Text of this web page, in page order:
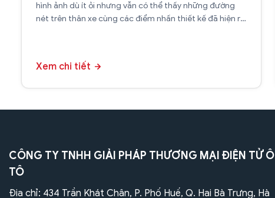
hình ảnh dù ít ỏi nhưng vẫn có thể thấy những đường
nét trên thân xe cùng các điểm nhấn thiết kế đã hiện rõ
Xem chi tiết
CÔNG TY TNHH GIẢI PHÁP THƯƠNG MẠI ĐIỆN TỬ Ô
TÔ
Địa chỉ: 434 Trần Khát Chân, P. Phố Huế, Q. Hai Bà Trưng, Hà